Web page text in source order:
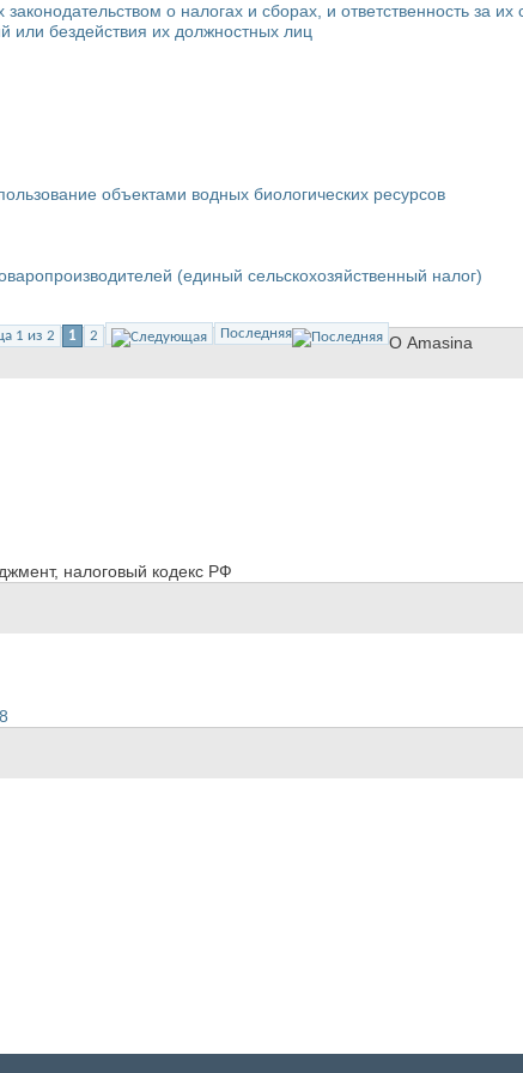
о налогах и сборах, и ответственность за их
или бездействия их должностных лиц
объектами водных биологических ресурсов
(единый сельскохозяйственный налог)
1 из 2 1 2 Последняя
О Amasina
налоговый кодекс РФ